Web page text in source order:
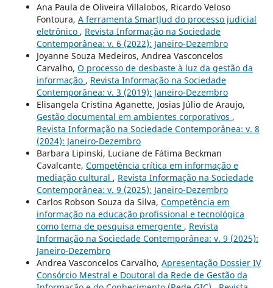
Ana Paula de Oliveira Villalobos, Ricardo Veloso
Fontoura, A ferramenta SmartJud do processo judicial
eletrônico , Revista Informação na Sociedade
Contemporânea: v. 6 (2022): Janeiro-Dezembro
Joyanne Souza Medeiros, Andrea Vasconcelos
Carvalho, O processo de desbaste à luz da gestão da
informação , Revista Informação na Sociedade
Contemporânea: v. 3 (2019): Janeiro-Dezembro
Elisangela Cristina Aganette, Josias Júlio de Araujo,
Gestão documental em ambientes corporativos ,
Revista Informação na Sociedade Contemporânea: v. 8
(2024): Janeiro-Dezembro
Barbara Lipinski, Luciane de Fátima Beckman
Cavalcante, Competência crítica em informação e
mediação cultural , Revista Informação na Sociedade
Contemporânea: v. 9 (2025): Janeiro-Dezembro
Carlos Robson Souza da Silva, Competência em
informação na educação profissional e tecnológica
como tema de pesquisa emergente , Revista
Informação na Sociedade Contemporânea: v. 9 (2025):
Janeiro-Dezembro
Andrea Vasconcelos Carvalho, Apresentação Dossier IV
Consórcio Mestral e Doutoral da Rede de Gestão da